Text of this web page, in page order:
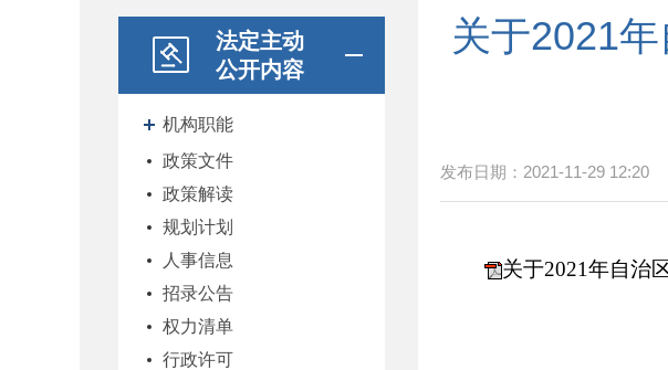
法定主动
公开内容
机构职能
政策文件
政策解读
规划计划
人事信息
招录公告
权力清单
行政许可
关于2021
发布日期： 2021-11-29 12:20
关于2021年自治